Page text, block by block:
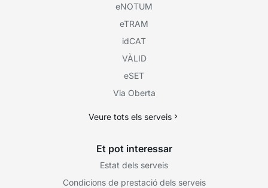
eNOTUM
eTRAM
idCAT
VÀLID
eSET
Via Oberta
Veure tots els serveis
Et pot interessar
Estat dels serveis
Condicions de prestació dels serveis